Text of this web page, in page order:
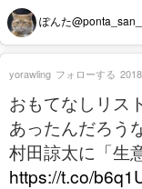
ぽんた@ponta_san_
おもてなしリス
あったんだろう
村田諒太に「生
https://t.co/
yorawling フォローする